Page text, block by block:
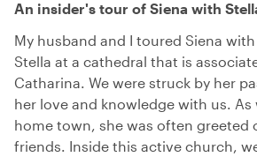
An insider's tour of Siena with
My husband and I toured Siena
Stella at a cathedral that is
Catharina. We were struck by her
her love and knowledge with us.
home town, she was often greeted
friends. Inside this active church,